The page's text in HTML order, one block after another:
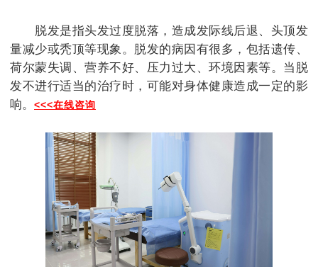
脱发是指头发过度脱落，造成发际线后退、头顶发
量减少或秃顶等现象。脱发的病因有很多，包括遗传、
荷尔蒙失调、营养不好、压力过大、环境因素等。当脱
发不进行适当的治疗时，可能对身体健康造成一定的影
响。 <<<在线咨询